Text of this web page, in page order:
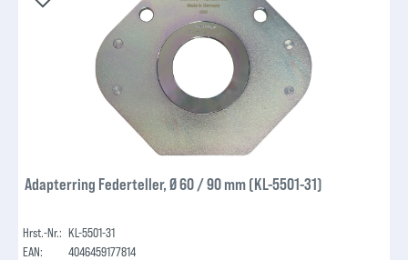
Adapterring Federteller, Ø 60 / 90 mm (KL-5501-31)
Hrst.-Nr.: KL-5501-31
EAN:
4046459177814